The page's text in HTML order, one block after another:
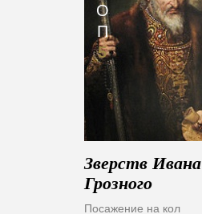
О
П
5
Зверств Ивана
Грозного
Посажение на кол